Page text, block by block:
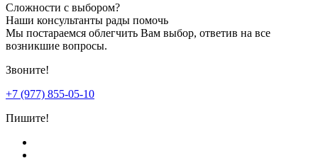
Сложности с выбором?
Наши консультанты рады помочь
Мы постараемся облегчить Вам выбор, ответив на все
возникшие вопросы.
Звоните!
+7 (977) 855-05-10
Пишите!